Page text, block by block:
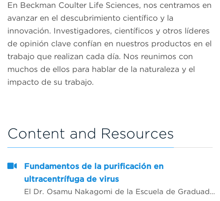
En Beckman Coulter Life Sciences, nos centramos en
avanzar en el descubrimiento científico y la
innovación. Investigadores, científicos y otros líderes
de opinión clave confían en nuestros productos en el
trabajo que realizan cada día. Nos reunimos con
muchos de ellos para hablar de la naturaleza y el
impacto de su trabajo.
Content and Resources
Fundamentos de la purificación en
ultracentrífuga de virus
El Dr. Osamu Nakagomi de la Escuela de Graduados de Ciencias Biomédicas de la Universidad de Nagasaki, división Epidemiología molecular, habla sobre la práctica estándar de purificar y analizar los genomas e identificar los virus de las muestras utilizando kits comerciales.